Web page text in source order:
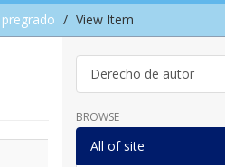
View Item
Derecho de autor
BROWSE
All of site